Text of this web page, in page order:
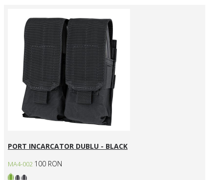
PORT INCARCATOR DUBLU - BLACK
MA4-002 100 RON